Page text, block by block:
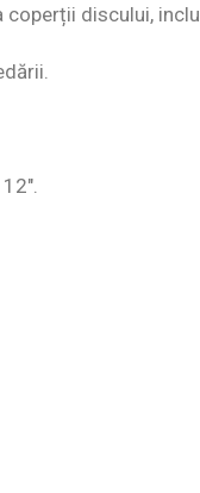
discului,